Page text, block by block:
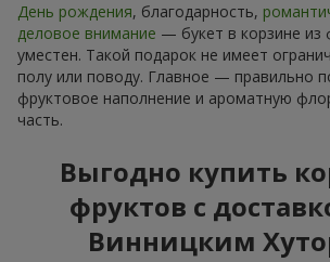
День рождения, благодарность,
деловое внимание — букет в корзине из
уместен. Такой подарок не имеет
полу или поводу. Главное — правильно
фруктовое наполнение и ароматную
часть.
Выгодно купить
фруктов с
Винницким